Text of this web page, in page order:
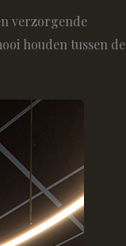
verzorgende
houden tussen de